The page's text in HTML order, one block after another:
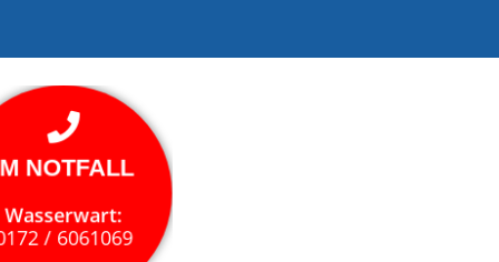
NOTFALL
Wasserwart:
/ 6061069
NOTFALL
Wasserwart:
/ 6061069